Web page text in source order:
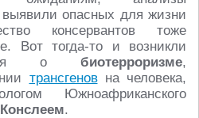
опасных для жизни
консервантов тоже
Вот тогда-то и возникли
о биотерроризме,
трансгеновна человека,
Южноафриканского
.